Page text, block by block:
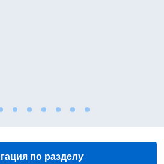
по разделу